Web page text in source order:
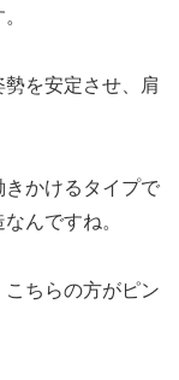
を安定させ、肩
かけるタイプで
んですね。
ちらの方がピン